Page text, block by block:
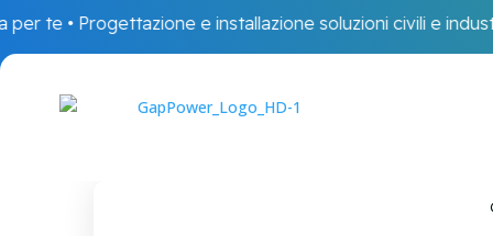
te • Progettazione e installazione soluzioni civili e